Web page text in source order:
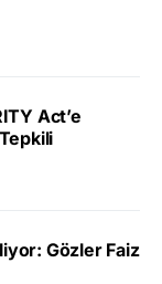
Act’e
Gözler Faiz